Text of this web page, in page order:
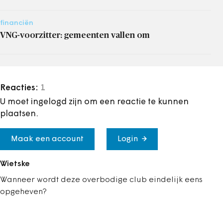
financiën
VNG-voorzitter: gemeenten vallen om
Reacties: 1
U moet ingelogd zijn om een reactie te kunnen
plaatsen.
Maak een account Login
Wietske
Wanneer wordt deze overbodige club eindelijk eens
opgeheven?